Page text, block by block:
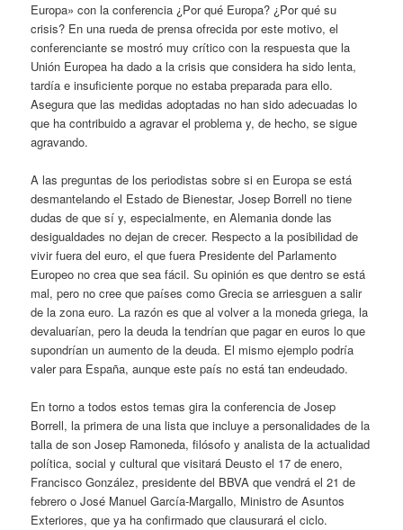
Europa» con la conferencia ¿Por qué Europa? ¿Por qué su
crisis? En una rueda de prensa ofrecida por este motivo, el
conferenciante se mostró muy crítico con la respuesta que la
Unión Europea ha dado a la crisis que considera ha sido lenta,
tardía e insuficiente porque no estaba preparada para ello.
Asegura que las medidas adoptadas no han sido adecuadas lo
que ha contribuido a agravar el problema y, de hecho, se sigue
agravando.
A las preguntas de los periodistas sobre si en Europa se está
desmantelando el Estado de Bienestar, Josep Borrell no tiene
dudas de que sí y, especialmente, en Alemania donde las
desigualdades no dejan de crecer. Respecto a la posibilidad de
vivir fuera del euro, el que fuera Presidente del Parlamento
Europeo no crea que sea fácil. Su opinión es que dentro se está
mal, pero no cree que países como Grecia se arriesguen a salir
de la zona euro. La razón es que al volver a la moneda griega, la
devaluarían, pero la deuda la tendrían que pagar en euros lo que
supondrían un aumento de la deuda. El mismo ejemplo podría
valer para España, aunque este país no está tan endeudado.
En torno a todos estos temas gira la conferencia de Josep
Borrell, la primera de una lista que incluye a personalidades de la
talla de son Josep Ramoneda, filósofo y analista de la actualidad
política, social y cultural que visitará Deusto el 17 de enero,
Francisco González, presidente del BBVA que vendrá el 21 de
febrero o José Manuel García-Margallo, Ministro de Asuntos
Exteriores, que ya ha confirmado que clausurará el ciclo.